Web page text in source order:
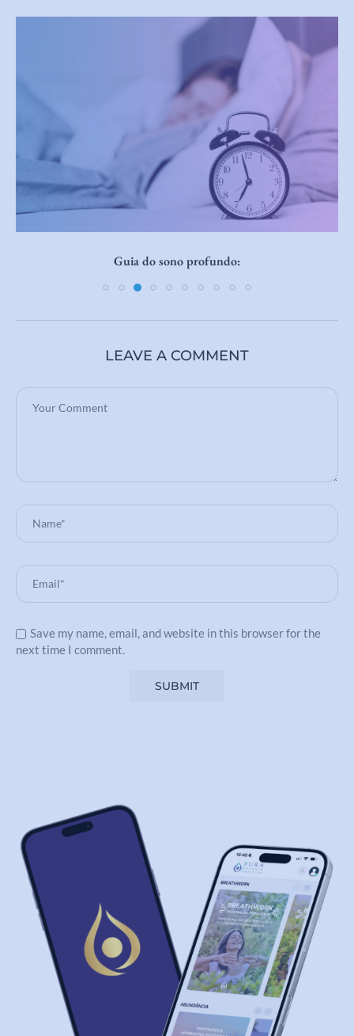
Guia do sono profundo:
LEAVE A COMMENT
Save my name, email, and website in this browser for the
next time I comment.